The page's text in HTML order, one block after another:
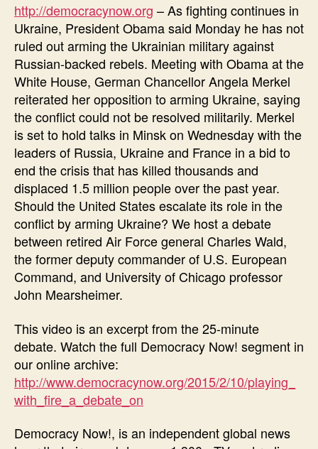
http://democracynow.org – As fighting continues in
Ukraine, President Obama said Monday he has not
ruled out arming the Ukrainian military against
Russian-backed rebels. Meeting with Obama at the
White House, German Chancellor Angela Merkel
reiterated her opposition to arming Ukraine, saying
the conflict could not be resolved militarily. Merkel
is set to hold talks in Minsk on Wednesday with the
leaders of Russia, Ukraine and France in a bid to
end the crisis that has killed thousands and
displaced 1.5 million people over the past year.
Should the United States escalate its role in the
conflict by arming Ukraine? We host a debate
between retired Air Force general Charles Wald,
the former deputy commander of U.S. European
Command, and University of Chicago professor
John Mearsheimer.
This video is an excerpt from the 25-minute
debate. Watch the full Democracy Now! segment in
our online archive:
http://www.democracynow.org/2015/2/10/playing_
with_fire_a_debate_on
Democracy Now!, is an independent global news